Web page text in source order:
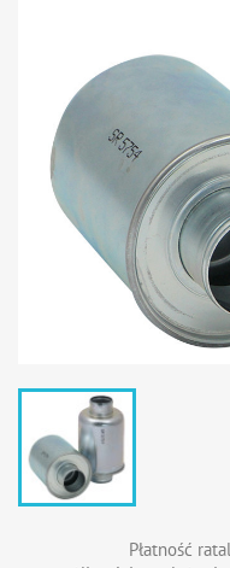
Płatność